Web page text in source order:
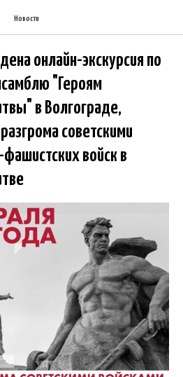
Новости
онлайн-экскурсия по
"Героям
в Волгограде,
советскими
войск в